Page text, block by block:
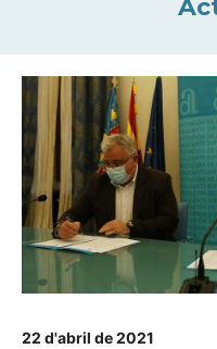
22 d'abril de 2021